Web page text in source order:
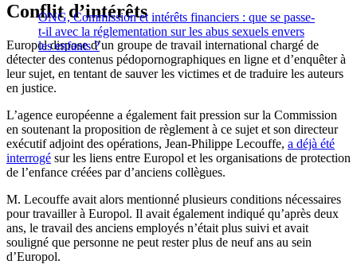
ONG, Commission et intérêts financiers : que se passe-
t-il avec la réglementation sur les abus sexuels envers
les enfants ?
Conflit d’intérêts
Europol dispose d’un groupe de travail international chargé de
détecter des contenus pédopornographiques en ligne et d’enquêter à
leur sujet, en tentant de sauver les victimes et de traduire les auteurs
en justice.
L’agence européenne a également fait pression sur la Commission
en soutenant la proposition de règlement à ce sujet et son directeur
exécutif adjoint des opérations, Jean-Philippe Lecouffe, a déjà été
interrogé sur les liens entre Europol et les organisations de protection
de l’enfance créées par d’anciens collègues.
M. Lecouffe avait alors mentionné plusieurs conditions nécessaires
pour travailler à Europol. Il avait également indiqué qu’après deux
ans, le travail des anciens employés n’était plus suivi et avait
souligné que personne ne peut rester plus de neuf ans au sein
d’Europol.